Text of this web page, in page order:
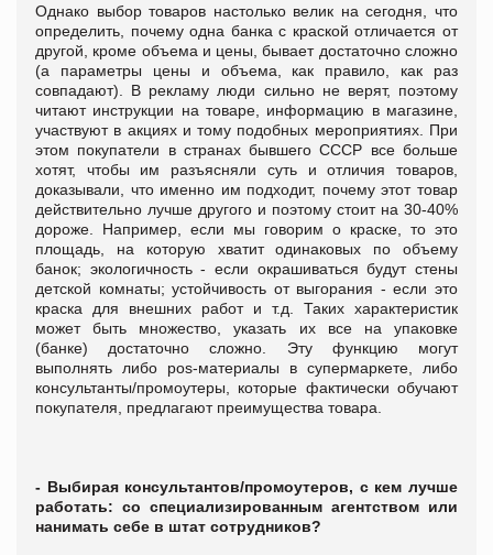
Однако выбор товаров настолько велик на сегодня, что
определить, почему одна банка с краской отличается от
другой, кроме объема и цены, бывает достаточно сложно
(а параметры цены и объема, как правило, как раз
совпадают). В рекламу люди сильно не верят, поэтому
читают инструкции на товаре, информацию в магазине,
участвуют в акциях и тому подобных мероприятиях. При
этом покупатели в странах бывшего СССР все больше
хотят, чтобы им разъясняли суть и отличия товаров,
доказывали, что именно им подходит, почему этот товар
действительно лучше другого и поэтому стоит на 30-40%
дороже. Например, если мы говорим о краске, то это
площадь, на которую хватит одинаковых по объему
банок; экологичность - если окрашиваться будут стены
детской комнаты; устойчивость от выгорания - если это
краска для внешних работ и т.д. Таких характеристик
может быть множество, указать их все на упаковке
(банке) достаточно сложно. Эту функцию могут
выполнять либо pos-материалы в супермаркете, либо
консультанты/промоутеры, которые фактически обучают
покупателя, предлагают преимущества товара.
- Выбирая консультантов/промоутеров, с кем лучше
работать: со специализированным агентством или
нанимать себе в штат сотрудников?